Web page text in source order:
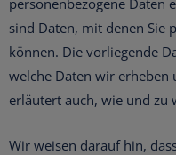
sind Daten, mit denen Sie
können. Die vorliegende
welche Daten wir erheben
erläutert auch, wie und zu
Wir weisen darauf hin,